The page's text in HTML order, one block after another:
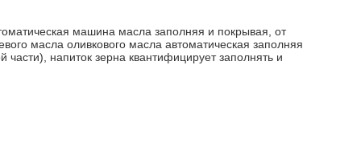
машина масла заполняя и покрывая, от
масла оливкового масла автоматическая заполняя
напиток зерна квантифицирует заполнять и